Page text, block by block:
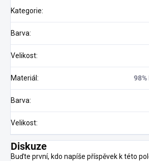
Kategorie:
Barva:
Velikost:
Materiál : 98%
Barva:
Velikost:
Diskuze
Buďte první, kdo napíše příspěvek k této